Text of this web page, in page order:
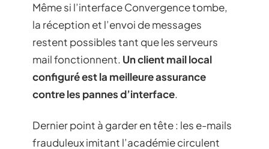
Même si l’interface Convergence tombe,
la réception et l’envoi de messages
restent possibles tant que les serveurs
mail fonctionnent. Un client mail local
configuré est la meilleure assurance
contre les pannes d’interface.
Dernier point à garder en tête : les e-mails
frauduleux imitant l’académie circulent